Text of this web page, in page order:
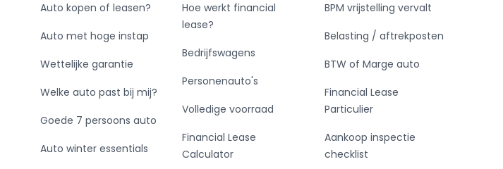
Auto kopen of leasen?
Auto met hoge instap
Wettelijke garantie
Welke auto past bij mij?
Goede 7 persoons auto
Auto winter essentials
Hoe werkt financial
lease?
Bedrijfswagens
Personenauto's
Volledige voorraad
Financial Lease
Calculator
BPM vrijstelling vervalt
Belasting / aftrekposten
BTW of Marge auto
Financial Lease
Particulier
Aankoop inspectie
checklist